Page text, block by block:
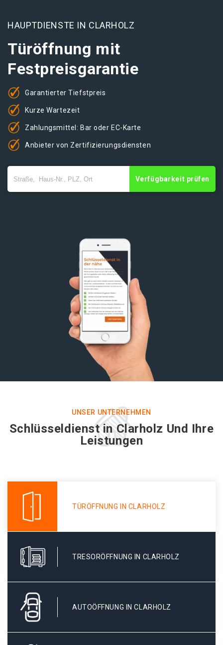
HAUPTDIENSTE IN CLARHOLZ
Türöffnung mit
Festpreisgarantie
Garantierter Tiefstpreis
Kurze Wartezeit
Zahlungsmittel: Bar oder EC-Karte
Anbieter von Zertifizierungsdiensten
Verfügbarkeit prüfen
UNSER UNTERNEHMEN
Schlüsseldienst in Clarholz Und Ihre
Leistungen
TÜRÖFFNUNG IN CLARHOLZ
TRESORÖFFNUNG IN CLARHOLZ
AUTOÖFFNUNG IN CLARHOLZ